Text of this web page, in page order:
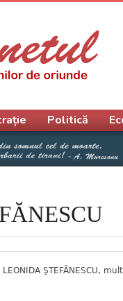
ŞTEFĂNESCU,
Politică